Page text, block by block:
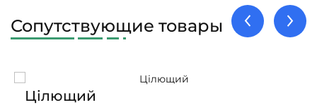
Сопутствующие товары
Цілющий